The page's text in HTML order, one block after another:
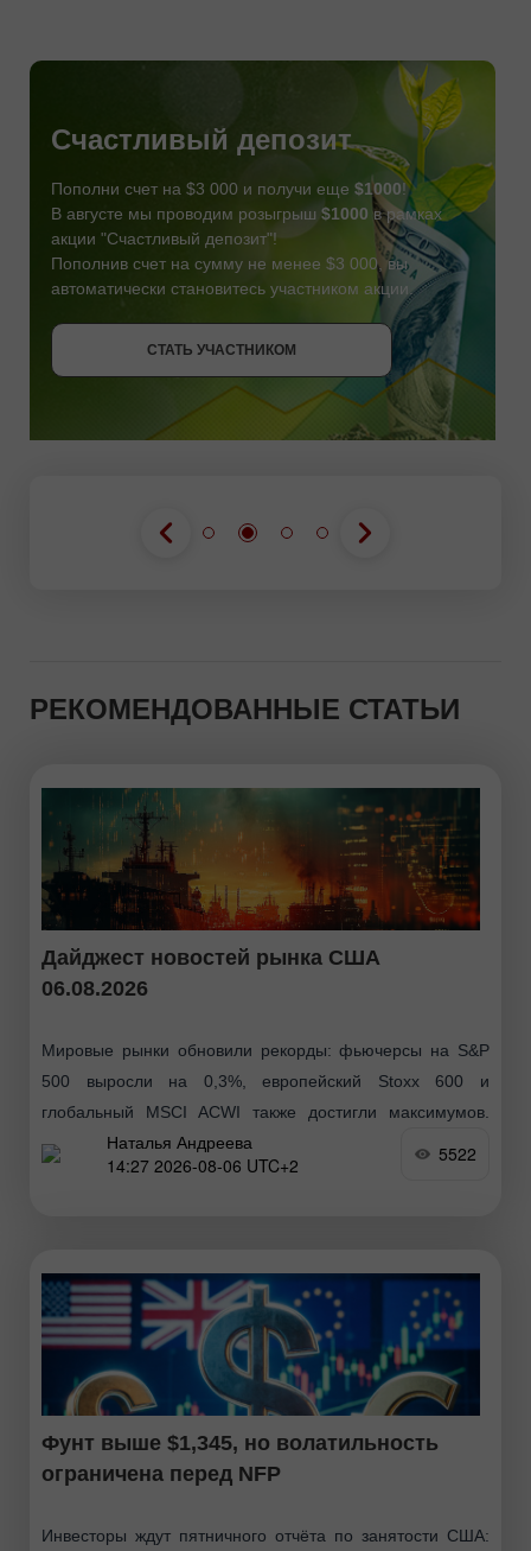
СТАТЬ УЧАСТНИКОМ
Счастливый депозит
Пополни счет на $3 000 и получи еще $1000!
В августе мы проводим розыгрыш $1000 в рамках
акции "Счастливый депозит"!
Пополнив счет на сумму не менее $3 000, вы
автоматически становитесь участником акции.
СТАТЬ УЧАСТНИКОМ
ПОЛУЧИТЬ БОНУС
РЕКОМЕНДОВАННЫЕ СТАТЬИ
Дайджест новостей рынка США
06.08.2026
Мировые рынки обновили рекорды: фьючерсы на S&P
500 выросли на 0,3%, европейский Stoxx 600 и
глобальный MSCI ACWI также достигли максимумов.
Поддержку оказали бум интереса к сектору ИИ (в
Наталья Андреева
14:27 2026-08-06 UTC+2
5522
Фунт выше $1,345, но волатильность
ограничена перед NFP
Инвесторы ждут пятничного отчёта по занятости США: